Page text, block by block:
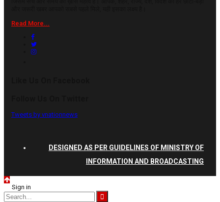
Read More...
Tweets by vnationnews
DESIGNED AS PER GUIDELINES OF MINISTRY OF
INFORMATION AND BROADCASTING
Sign in